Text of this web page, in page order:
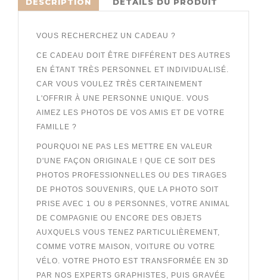
VOUS RECHERCHEZ UN CADEAU ?
CE CADEAU DOIT ÊTRE DIFFÉRENT DES AUTRES
EN ÉTANT TRÈS PERSONNEL ET INDIVIDUALISÉ.
CAR VOUS VOULEZ TRÈS CERTAINEMENT
L'OFFRIR À UNE PERSONNE UNIQUE. VOUS
AIMEZ LES PHOTOS DE VOS AMIS ET DE VOTRE
FAMILLE ?
POURQUOI NE PAS LES METTRE EN VALEUR
D'UNE FAÇON ORIGINALE ! QUE CE SOIT DES
PHOTOS PROFESSIONNELLES OU DES TIRAGES
DE PHOTOS SOUVENIRS, QUE LA PHOTO SOIT
PRISE AVEC 1 OU 8 PERSONNES, VOTRE ANIMAL
DE COMPAGNIE OU ENCORE DES OBJETS
AUXQUELS VOUS TENEZ PARTICULIÈREMENT,
COMME VOTRE MAISON, VOITURE OU VOTRE
VÉLO. VOTRE PHOTO EST TRANSFORMÉE EN 3D
PAR NOS EXPERTS GRAPHISTES, PUIS GRAVÉE